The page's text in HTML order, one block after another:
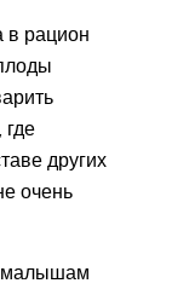
в рацион
где
других
очень
малышам